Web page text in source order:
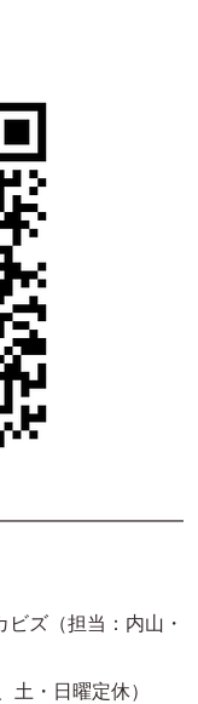
ズ（担当：内山・
土・日曜定休）